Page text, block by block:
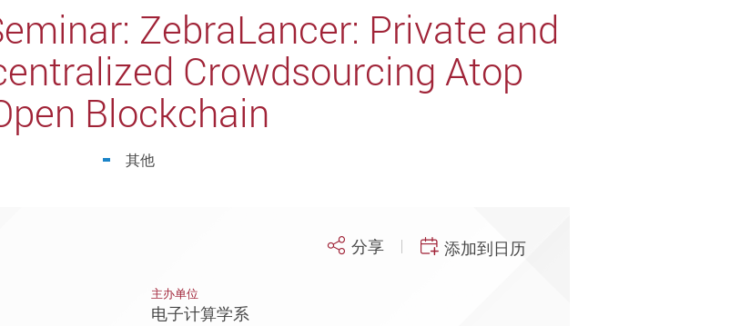
ZebraLancer: Private and
Crowdsourcing Atop
Blockchain
其他
分享 添加到日历
主办单位
电子计算学系